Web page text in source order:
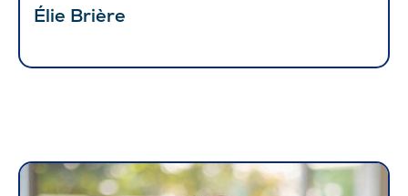
Élie Brière